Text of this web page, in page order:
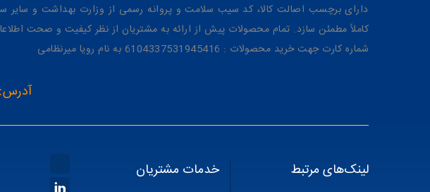
دارای برچسب اصالت کالا، کد سیب سلامت و پروانه رسمی از وزارت بهداشت و سایر
کاملاً مطمئن سازد. تمام محصولات پیش از ارائه به مشتریان از نظر کیفیت و صحت
شماره کارت جهت خرید محصولات : 6104337531945416 به نام رویا میرنظامی
آدرس:
لینک‌های مرتبط خدمات مشتریان